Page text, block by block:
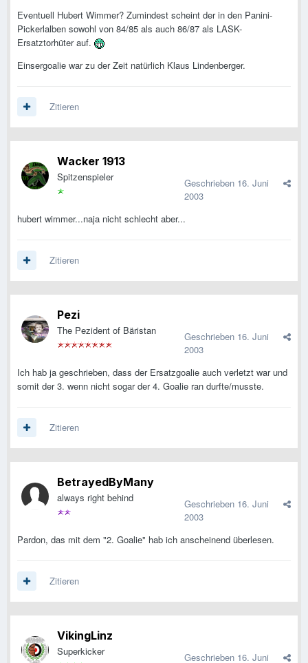
Eventuell Hubert Wimmer? Zumindest scheint der in den Panini-
Pickerlalben sowohl von 84/85 als auch 86/87 als LASK-
Ersatztorhüter auf.
Einsergoalie war zu der Zeit natürlich Klaus Lindenberger.
Zitieren
Wacker 1913
Spitzenspieler Geschrieben 16. Juni
2003
hubert wimmer...naja nicht schlecht aber...
Zitieren
Pezi
The Pezident of Bäristan Geschrieben 16. Juni
2003
Ich hab ja geschrieben, dass der Ersatzgoalie auch verletzt war und
somit der 3. wenn nicht sogar der 4. Goalie ran durfte/musste.
Zitieren
BetrayedByMany
always right behind Geschrieben 16. Juni
2003
Pardon, das mit dem "2. Goalie" hab ich anscheinend überlesen.
Zitieren
VikingLinz
Superkicker Geschrieben 16. Juni